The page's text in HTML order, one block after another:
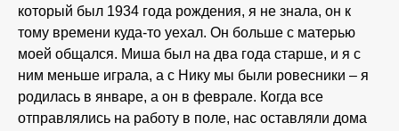
который был 1934 года рождения, я не знала, он к
тому времени куда-то уехал. Он больше с матерью
моей общался. Миша был на два года старше, и я с
ним меньше играла, а с Нику мы были ровесники – я
родилась в январе, а он в феврале. Когда все
отправлялись на работу в поле, нас оставляли дома